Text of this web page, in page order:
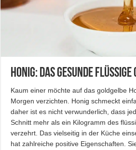
Honig: Das gesunde flüssige
Kaum einer möchte auf das goldgelbe
Morgen verzichten. Honig schmeckt
daher ist es nicht verwunderlich, dass
Schnitt mehr als ein Kilogramm des
verzehrt. Das vielseitig in der Küche
hat zahlreiche positive Eigenschaften.